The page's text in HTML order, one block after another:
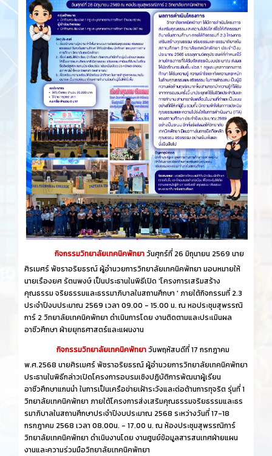
กิจกรรมวิทยาลัยเทคนิคพัทยาวันศุกร์​ที่ 26 ​มิถุนายน​ 2569 นาย
ศิรเมศร์ พัชราอริยธรณ์ ผู้อำนวยการวิทยาลัยเทคนิคพัทยา มอบหมายให้
นายเรืองยศ รัตนพงษ์ เป็นประธานในพิธีเปิด 'โครงการเสริมสร้าง
คุณธรรม จริยธรรมและธรรมาภิบาลในสถานศึกษา ' ภายใต้กิจกรรมที่ 2.3
ประจำปีงบประมาณ 2569 เวลา 09.00 - 15.00 น. ณ หอประชุมสุพรรณิ
การ์ 2 วิทยาลัยเทคนิคพัทยา ดำเนินการโดย งานติดตามและประเมินผล
อาชีวศึกษา ฝ่ายยุทธศาสตร์และแผนงาน
กิจกรรมวิทยาลัยเทคนิคพัทยาวันพฤหัสบดีที่ 17 กรกฎาคม
พ.ศ.2568 นายศิรเมศร์ พัชราอริยธรณ์ ผู้อำนวยการวิทยาลัยเทคนิคพัทยา
ประธานในพิธีกล่าวเปิดโครงการอบรมเชิงปฏิบัติการพัฒนาผู้เรียน
อาชีวศึกษาแกนนำ ในการเป็นเครือข่ายเฝ้าระวังและต่อต้านการทุจริต รุ่นที่ 1
วิทยาลัยเทคนิคพัทยา ภายใต้โครงการส่งเสริมคุณธรรมจริยธรรมและธร
รมาภิบาลในสถานศึกษาประจำปีงบประมาณ 2568 ระหว่างวันที่ 17-18
กรกฎาคม 2568 เวลา 08.00น. - 17.00 น. ณ ห้องประชุมสุพรรณิการ์
วิทยาลัยเทคนิคพัทยา ดำเนินงานโดย งานศูนย์ข้อมูลสารสนเทศฝ่ายแผน
งานและความร่วมมือวิทยาลัยเทคนิคพัทยา